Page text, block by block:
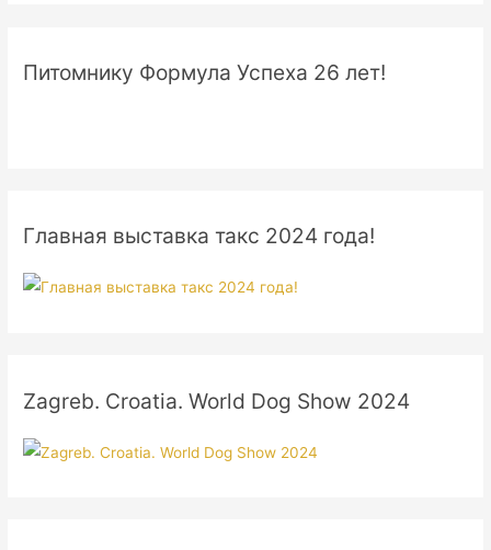
Питомнику Формула Успеха 26 лет!
Главная выставка такс 2024 года!
Zagreb. Croatia. World Dog Show 2024